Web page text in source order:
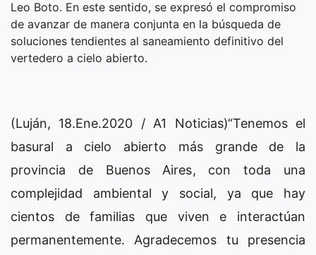
Leo Boto. En este sentido, se expresó el compromiso
de avanzar de manera conjunta en la búsqueda de
soluciones tendientes al saneamiento definitivo del
vertedero a cielo abierto.
(Luján, 18.Ene.2020 / A1 Noticias)“Tenemos el
basural a cielo abierto más grande de la
provincia de Buenos Aires, con toda una
complejidad ambiental y social, ya que hay
cientos de familias que viven e interactúan
permanentemente. Agradecemos tu presencia